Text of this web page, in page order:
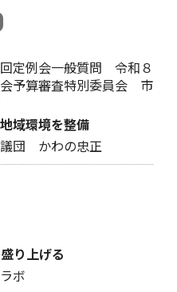
定例会一般質問 令和８
予算審査特別委員会 市
域環境を整備
議団 かわの忠正
り上げる
ボ